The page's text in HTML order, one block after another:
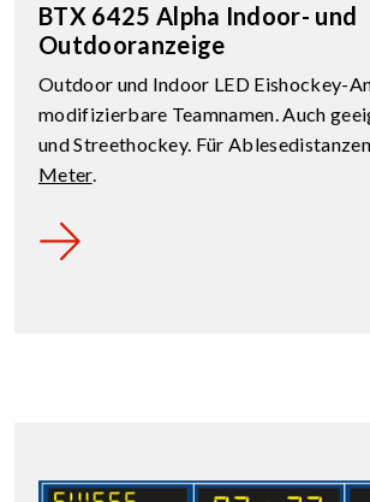
BTX 6425 Alpha Indoor- und
Outdooranzeige
Outdoor und Indoor LED Eishockey-
modifizierbare Teamnamen. Auch
und Streethockey. Für
Meter.